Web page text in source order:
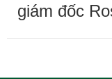
giám đốc